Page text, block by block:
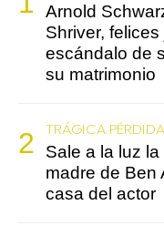
Arnold
Shriver,
escándalo de
su matrimonio
TRÁGICA
Sale a la luz
madre de Ben
casa del actor